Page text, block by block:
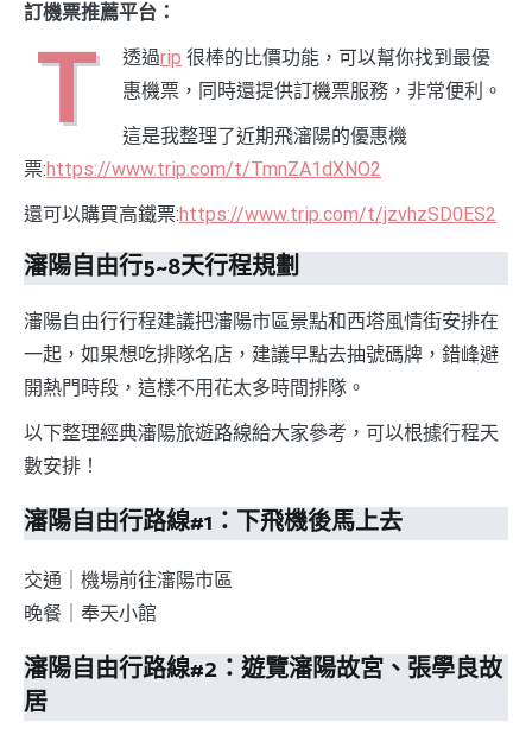
訂機票推薦平台：
透過
T rip 很棒的比價功能，可以幫你找到最優
惠機票，同時還提供訂機票服務，非常便利。
這是我整理了近期飛瀋陽的優惠機
票:https://www.trip.com/t/TmnZA1dXNO2
還可以購買高鐵票:https://www.trip.com/t/jzvhzSD0ES2
瀋陽自由行5~8天行程規劃
瀋陽自由行行程建議把瀋陽市區景點和西塔風情街安排在
一起，如果想吃排隊名店，建議早點去抽號碼牌，錯峰避
開熱門時段，這樣不用花太多時間排隊。
以下整理經典瀋陽旅遊路線給大家參考，可以根據行程天
數安排！
瀋陽自由行路線#1：下飛機後馬上去
交通｜機場前往瀋陽市區
晚餐｜奉天小館
瀋陽自由行路線#2：遊覽瀋陽故宮、張學良故
居